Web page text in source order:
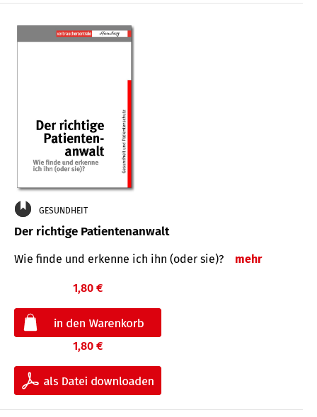
GESUNDHEIT
Der richtige Patientenanwalt
Wie finde und erkenne ich ihn (oder sie)? mehr
1,80 €
1,80 €